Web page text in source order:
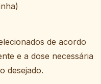
de acordo
e a dose necessária
desejado.